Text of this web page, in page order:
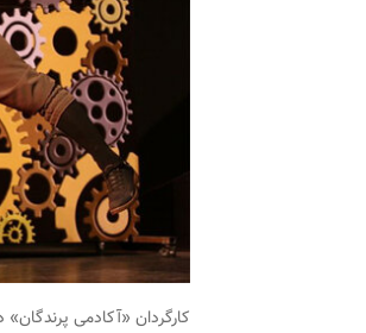
کارگردان «آکادمی